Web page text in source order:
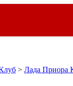
> Лада Приора